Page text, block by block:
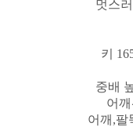
멋스
키
중배
어
어깨,팔